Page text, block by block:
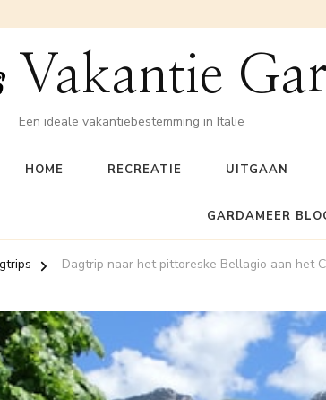
Vakantie
Een ideale vakantiebestemming in Italië
HOME RECREATIE UITGAAN
GARDAMEER
Dagtrip naar het pittoreske Bellagio aan het